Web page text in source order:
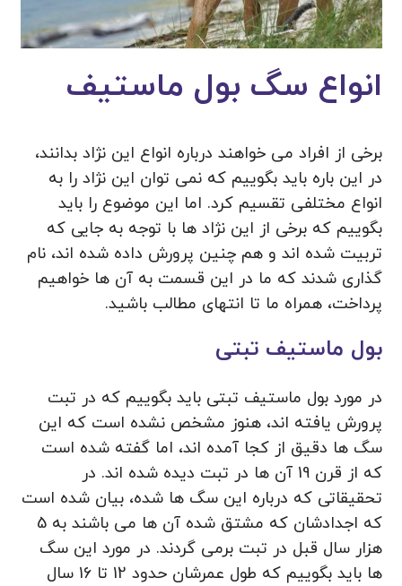
انواع سگ بول ماستیف
برخی از افراد می خواهند درباره انواع این نژاد بدانند،
در این باره باید بگوییم که نمی توان این نژاد را به
انواع مختلفی تقسیم کرد. اما این موضوع را باید
بگوییم که برخی از این نژاد ها با توجه به جایی که
تربیت شده اند و هم چنین پرورش داده شده اند، نام
گذاری شدند که ما در این قسمت به آن ها خواهیم
پرداخت، همراه ما تا انتهای مطالب باشید.
بول ماستیف تبتی
در مورد بول ماستیف تبتی باید بگوییم که در تبت
پرورش یافته اند، هنوز مشخص نشده است که این
سگ ها دقیق از کجا آمده اند، اما گفته شده است
که از قرن 19 آن ها در تبت دیده شده اند. در
تحقیقاتی که درباره این سگ ها شده، بیان شده است
که اجدادشان که مشتق شده آن ها می باشند به 5
هزار سال قبل در تبت برمی گردند. در مورد این سگ
ها باید بگوییم که طول عمرشان حدود 12 تا 16 سال